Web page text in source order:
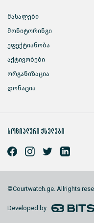
მასალები
მონიტორინგი
ეფექტიანობა
აქტივობები
ორგანიზაცია
დონაცია
სოციალური ქსელები
©Courtwatch.ge. Allrights
Developed by